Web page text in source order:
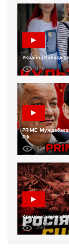
Українці Канади
176
PRIME:
РФ
254
Кримська війна
269